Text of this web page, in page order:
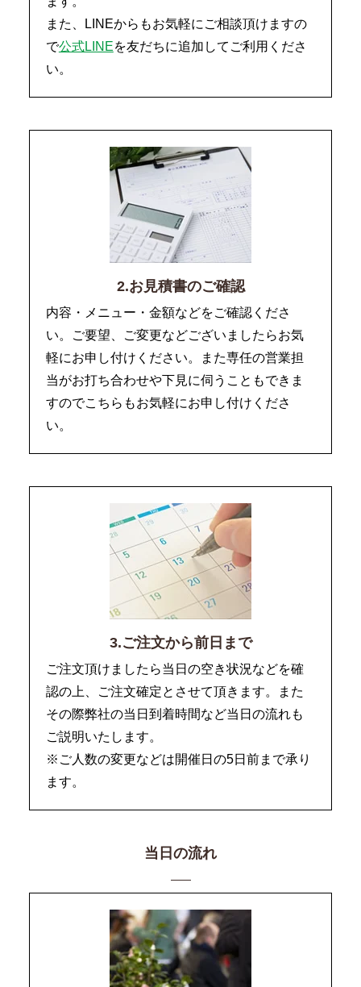
また、LINEからもお気軽にご相談頂けますの
で公式LINEを友だちに追加してご利用くださ
い。
2.お見積書のご確認
内容・メニュー・金額などをご確認くださ
い。ご要望、ご変更などございましたらお気
軽にお申し付けください。また専任の営業担
当がお打ち合わせや下見に伺うこともできま
すのでこちらもお気軽にお申し付けくださ
い。
3.ご注文から前日まで
ご注文頂けましたら当日の空き状況などを確
認の上、ご注文確定とさせて頂きます。また
その際弊社の当日到着時間など当日の流れも
ご説明いたします。
※ご人数の変更などは開催日の5日前まで承り
ます。
当日の流れ